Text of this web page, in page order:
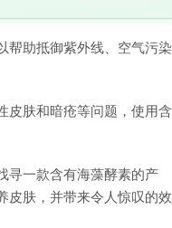
帮助抵御紫外线、空气污染
皮肤和暗疮等问题，使用含
寻一款含有海藻酵素的产
皮肤，并带来令人惊叹的效